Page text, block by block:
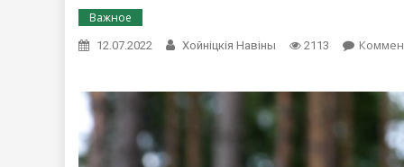
Важное
12.07.2022 Хойнiцкiя Навiны 2113